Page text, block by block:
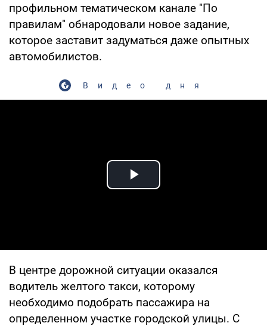
профильном тематическом канале "По
правилам" обнародовали новое задание,
которое заставит задуматься даже опытных
автомобилистов.
Видео дня
Play Video
В центре дорожной ситуации оказался
водитель желтого такси, которому
необходимо подобрать пассажира на
определенном участке городской улицы. С